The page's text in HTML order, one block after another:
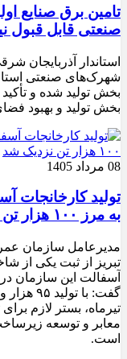
تامین برق صنایع
صنعتی قابل قبول
استاندار
شهرک‌های صنعتی
بخش تولید شده و
بخش تولید و بهبود
08 مرداد 1405
تولید کارخانجات
به مرز ۱۰۰ هزار تن نزدیک شد
مدیرعامل سازمان
تبریز از ثبت یکی از
تیرماه، بستر لازم
معابر و توسعه
است.